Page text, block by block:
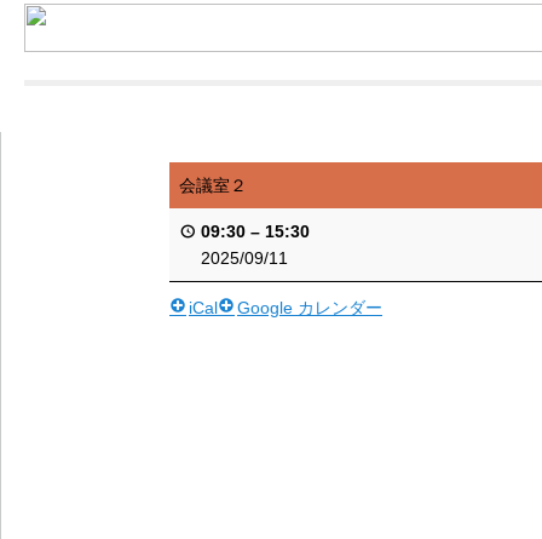
会議室２
09:30 – 15:30
2025/09/11
iCal Google カレンダー